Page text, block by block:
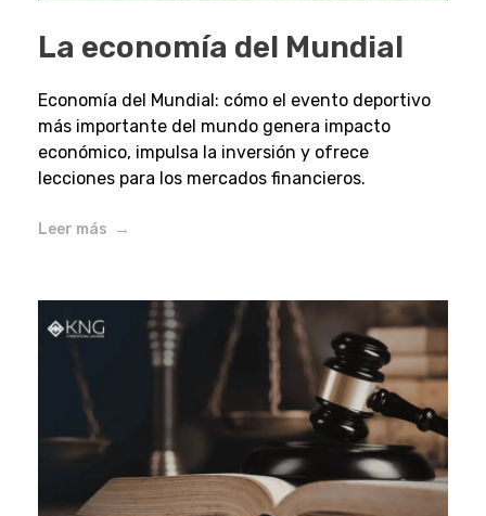
La economía del Mundial
Economía del Mundial: cómo el evento deportivo
más importante del mundo genera impacto
económico, impulsa la inversión y ofrece
lecciones para los mercados financieros.
Leer más